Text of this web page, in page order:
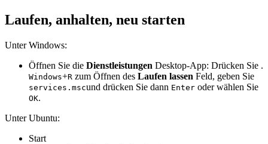
Laufen, anhalten, neu starten
Unter Windows:
Öffnen Sie die Dienstleistungen Desktop-App: Drücken Sie .
Windows+R zum Öffnen des Laufen lassen Feld, geben Sie
services.mscund drücken Sie dann Enter oder wählen Sie
OK.
Unter Ubuntu:
Start